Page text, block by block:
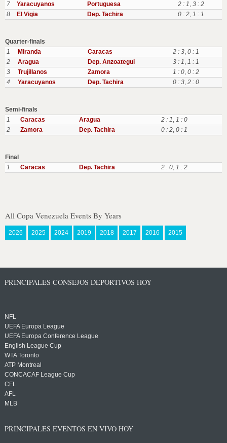
7
Yaracuyanos Portuguesa 2 : 1, 3 : 2
8
El Vigia Dep. Tachira 0 : 2, 1 : 1
Quarter-finals
1
Miranda Caracas 2 : 3, 0 : 1
2
Aragua Dep. Anzoategui 3 : 1, 1 : 1
3
Trujillanos Zamora 1 : 0, 0 : 2
4
Yaracuyanos Dep. Tachira 0 : 3, 2 : 0
Semi-finals
1
Caracas Aragua 2 : 1, 1 : 0
2
Zamora Dep. Tachira 0 : 2, 0 : 1
Final
1
Caracas Dep. Tachira 2 : 0, 1 : 2
All Copa Venezuela Events By Years
2026 2025 2024 2019 2018 2017 2016 2015
PRINCIPALES CONSEJOS DEPORTIVOS HOY
NFL
UEFA Europa League
UEFA Europa Conference League
English League Cup
WTA Toronto
ATP Montreal
CONCACAF League Cup
CFL
AFL
MLB
PRINCIPALES EVENTOS EN VIVO HOY